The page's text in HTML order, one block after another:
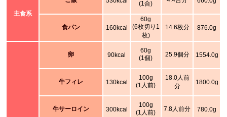
主食系
(1合)
食パン 160kcal
60g
(6枚切り1
枚)
14.6枚分 876.0g
卵 90kcal
60g
(1個)
25.9個分 1554.0g
牛フィレ 130kcal
100g
(1人前)
18.0人前
分
1800.0g
牛サーロイン 300kcal
100g
(1人前)
7.8人前分 780.0g